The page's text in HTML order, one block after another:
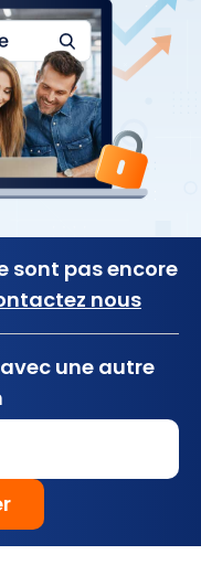
sont pas encore
nous
une autre